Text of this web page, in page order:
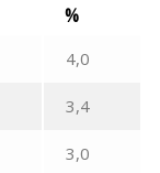
%
4,0
3,4
3,0